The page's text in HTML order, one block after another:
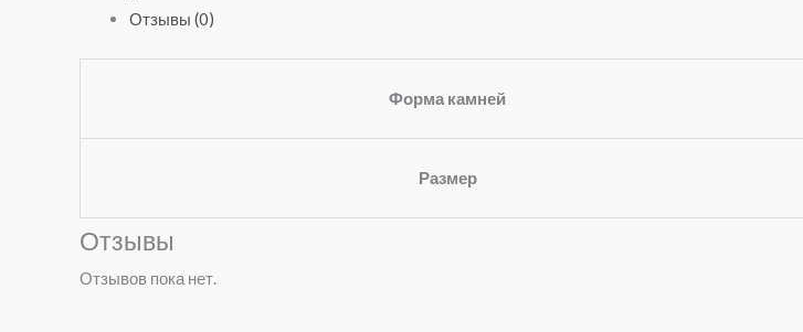
Отзывы (0)
Форма камней
Размер
Отзывы
Отзывов пока нет.